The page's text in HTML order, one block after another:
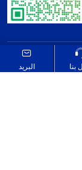
الخاصة بنا
البريد بنا